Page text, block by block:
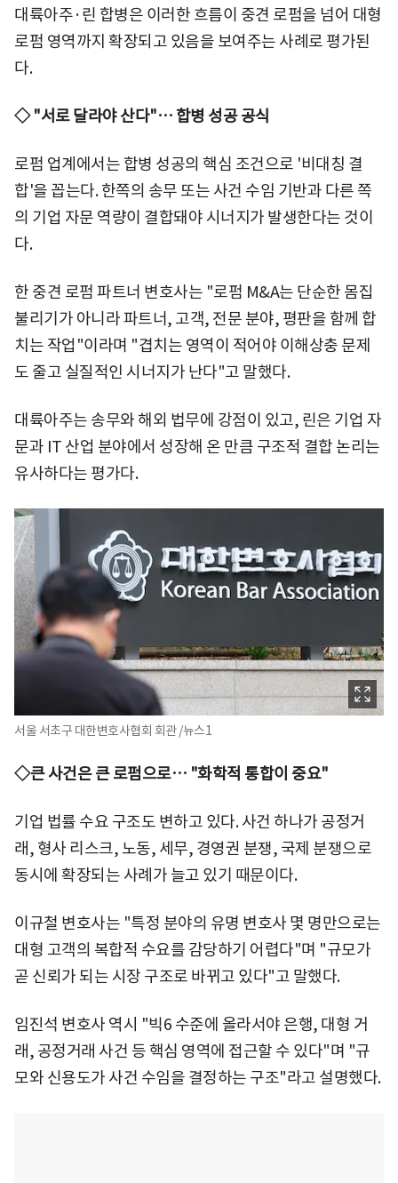
대륙아주·린 합병은 이러한 흐름이 중견 로펌을 넘어 대형
로펌 영역까지 확장되고 있음을 보여주는 사례로 평가된
다.
◇ "서로 달라야 산다"… 합병 성공 공식
로펌 업계에서는 합병 성공의 핵심 조건으로 '비대칭 결
합'을 꼽는다. 한쪽의 송무 또는 사건 수임 기반과 다른 쪽
의 기업 자문 역량이 결합돼야 시너지가 발생한다는 것이
다.
한 중견 로펌 파트너 변호사는 "로펌 M&A는 단순한 몸집
불리기가 아니라 파트너, 고객, 전문 분야, 평판을 함께 합
치는 작업"이라며 "겹치는 영역이 적어야 이해상충 문제
도 줄고 실질적인 시너지가 난다"고 말했다.
대륙아주는 송무와 해외 법무에 강점이 있고, 린은 기업 자
문과 IT 산업 분야에서 성장해 온 만큼 구조적 결합 논리는
유사하다는 평가다.
서울 서초구 대한변호사협회 회관 /뉴스1
◇큰 사건은 큰 로펌으로… "화학적 통합이 중요"
기업 법률 수요 구조도 변하고 있다. 사건 하나가 공정거
래, 형사 리스크, 노동, 세무, 경영권 분쟁, 국제 분쟁으로
동시에 확장되는 사례가 늘고 있기 때문이다.
이규철 변호사는 "특정 분야의 유명 변호사 몇 명만으로는
대형 고객의 복합적 수요를 감당하기 어렵다"며 "규모가
곧 신뢰가 되는 시장 구조로 바뀌고 있다"고 말했다.
임진석 변호사 역시 "빅6 수준에 올라서야 은행, 대형 거
래, 공정거래 사건 등 핵심 영역에 접근할 수 있다"며 "규
모와 신용도가 사건 수임을 결정하는 구조"라고 설명했다.